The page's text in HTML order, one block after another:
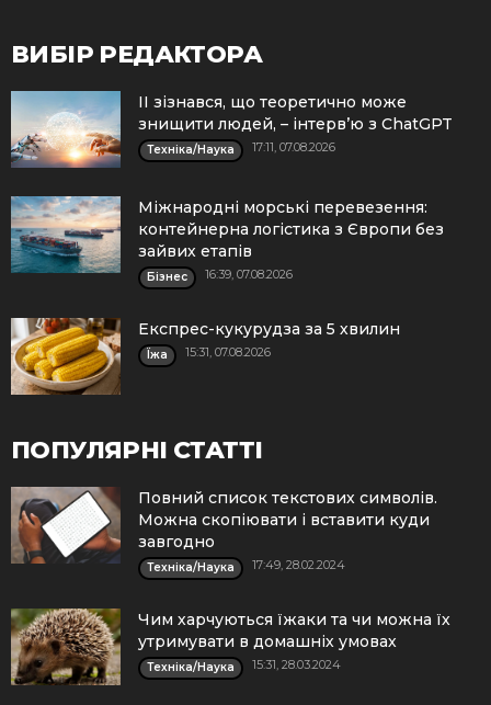
ВИБІР РЕДАКТОРА
ІІ зізнався, що теоретично може
знищити людей, – інтерв’ю з ChatGPT
Техніка/Наука 17:11, 07.08.2026
Міжнародні морські перевезення:
контейнерна логістика з Європи без
зайвих етапів
Бізнес 16:39, 07.08.2026
Експрес-кукурудза за 5 хвилин
Їжа 15:31, 07.08.2026
ПОПУЛЯРНІ СТАТТІ
Повний список текстових символів.
Можна скопіювати і вставити куди
завгодно
Техніка/Наука 17:49, 28.02.2024
Чим харчуються їжаки та чи можна їх
утримувати в домашніх умовах
Техніка/Наука 15:31, 28.03.2024